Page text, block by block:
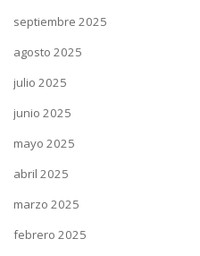
septiembre 2025
agosto 2025
julio 2025
junio 2025
mayo 2025
abril 2025
marzo 2025
febrero 2025